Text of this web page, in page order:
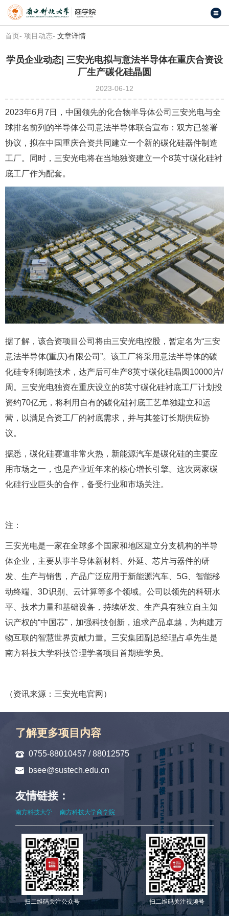
首页- 项目动态- 文章详情
学员企业动态| 三安光电拟与意法半导体在重庆合资设
厂生产碳化硅晶圆
2023-06-12
2023年6月7日，中国领先的化合物半导体公司三安光电与全
球排名前列的半导体公司意法半导体联合宣布：双方已签署
协议，拟在中国重庆合资共同建立一个新的碳化硅器件制造
工厂。同时，三安光电将在当地独资建立一个8英寸碳化硅衬
底工厂作为配套。
据了解，该合资项目公司将由三安光电控股，暂定名为“三安
意法半导体(重庆)有限公司”。该工厂将采用意法半导体的碳
化硅专利制造技术，达产后可生产8英寸碳化硅晶圆10000片/
周。三安光电独资在重庆设立的8英寸碳化硅衬底工厂计划投
资约70亿元，将利用自有的碳化硅衬底工艺单独建立和运
营，以满足合资工厂的衬底需求，并与其签订长期供应协
议。
据悉，碳化硅赛道非常火热，新能源汽车是碳化硅的主要应
用市场之一，也是产业近年来的核心增长引擎。这次两家碳
化硅行业巨头的合作，备受行业和市场关注。
注：
三安光电是一家在全球多个国家和地区建立分支机构的半导
体企业，主要从事半导体新材料、外延、芯片与器件的研
发、生产与销售，产品广泛应用于新能源汽车、5G、智能移
动终端、3D识别、云计算等多个领域。公司以领先的科研水
平、技术力量和基础设备，持续研发、生产具有独立自主知
识产权的“中国芯”，加强科技创新，追求产品卓越，为构建万
物互联的智慧世界贡献力量。三安集团副总经理占卓先生是
南方科技大学科技管理学者项目首期班学员。
（资讯来源：三安光电官网）
了解更多项目内容
0755-88010457 / 88012575
bsee@sustech.edu.cn
友情链接：
南方科技大学 南方科技大学商学院
扫二维码关注公众号 扫二维码关注视频号